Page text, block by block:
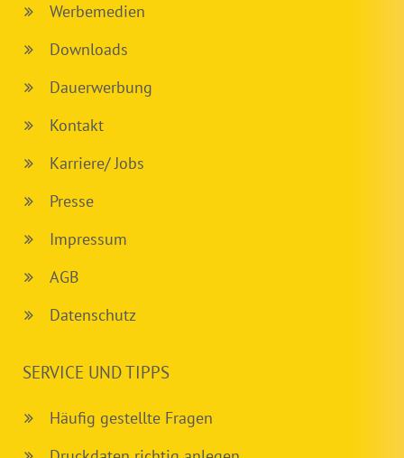
Werbemedien
Downloads
Dauerwerbung
Kontakt
Karriere/ Jobs
Presse
Impressum
AGB
Datenschutz
SERVICE UND TIPPS
Häufig gestellte Fragen